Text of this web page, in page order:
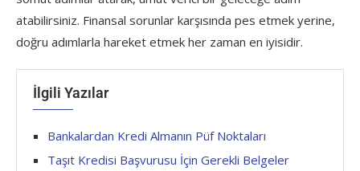
atabilirsiniz. Finansal sorunlar karşısında pes etmek yerine,
doğru adımlarla hareket etmek her zaman en iyisidir.
İlgili Yazılar
Bankalardan Kredi Almanın Püf Noktaları
Taşıt Kredisi Başvurusu İçin Gerekli Belgeler